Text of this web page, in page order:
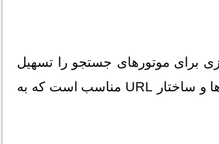
برای موتورهای جستجو را تسهیل
کند. این شامل استفاده از کلمات کلیدی مناسب، متا تگ‌ها و ساختار URL مناسب است که به